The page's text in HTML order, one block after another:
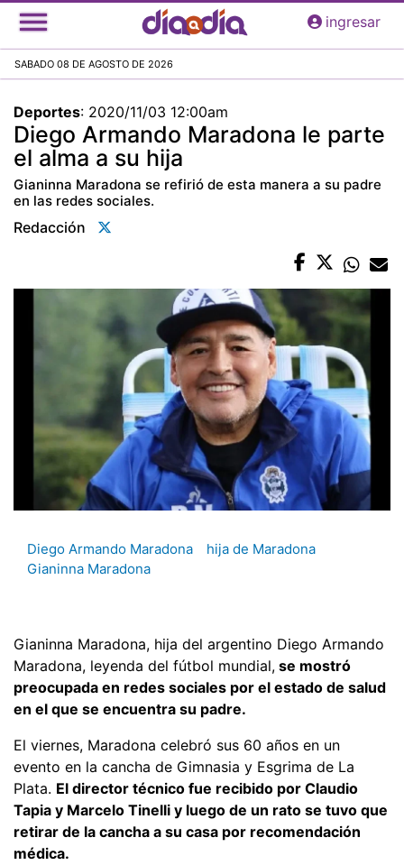
Pasar
al
principal
ingresar
SABADO 08 DE AGOSTO DE 2026
Deportes: 2020/11/03 12:00am
Diego Armando Maradona le parte
el alma a su hija
Gianinna Maradona se refirió de esta manera a su padre
en las redes sociales.
Redacción
Diego Armando Maradona
hija de Maradona
Gianinna Maradona
Gianinna Maradona, hija del argentino Diego Armando
Maradona, leyenda del fútbol mundial, se mostró
preocupada en redes sociales por el estado de salud
en el que se encuentra su padre.
El viernes, Maradona celebró sus 60 años en un
evento en la cancha de Gimnasia y Esgrima de La
Plata. El director técnico fue recibido por Claudio
Tapia y Marcelo Tinelli y luego de un rato se tuvo que
retirar de la cancha a su casa por recomendación
médica.